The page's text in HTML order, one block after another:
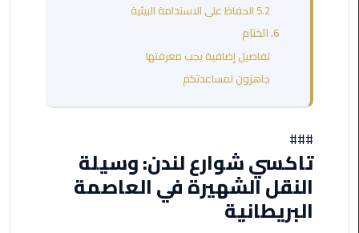
القاهرة
مطار
العرب
ليموزين
5.2 الحفاظ على الاستدامة البيئية
6. الختام
تفاصيل إضافية يجب معرفتها
جاهزون لمساعدتكم
###
تاكسي شوارع لندن: وسيلة
النقل الشهيرة في العاصمة
البريطانية